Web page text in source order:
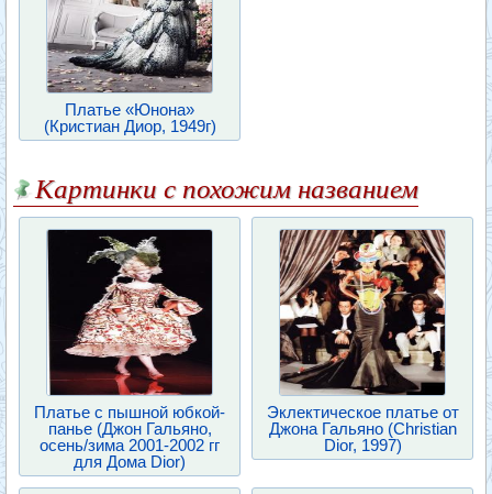
Платье «Юнона»
(Кристиан Диор, 1949г)
Картинки с похожим названием
Платье с пышной юбкой-
панье (Джон Гальяно,
осень/зима 2001-2002 гг
для Дома Dior)
Эклектическое платье от
Джона Гальяно (Christian
Dior, 1997)